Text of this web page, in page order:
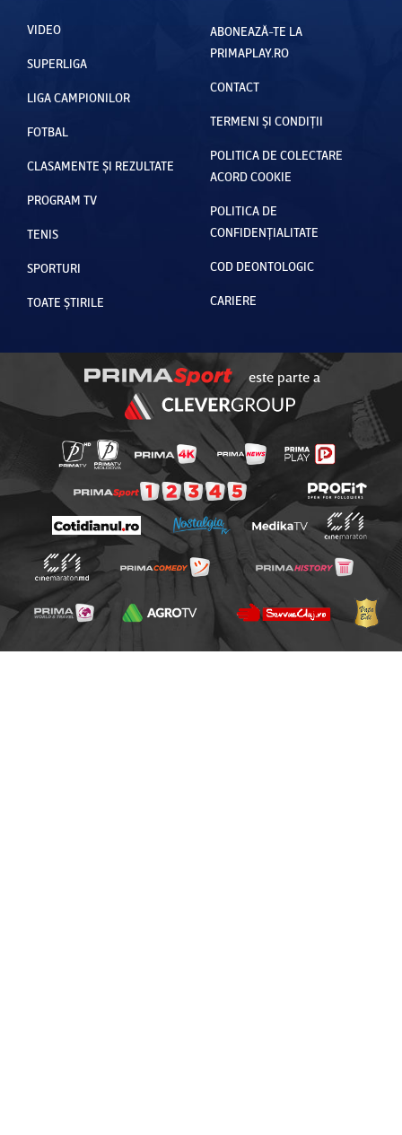
VIDEO
SUPERLIGA
LIGA CAMPIONILOR
FOTBAL
CLASAMENTE ȘI REZULTATE
PROGRAM TV
TENIS
SPORTURI
TOATE ȘTIRILE
ABONEAZĂ-TE LA
PRIMAPLAY.RO
CONTACT
TERMENI ȘI CONDIȚII
POLITICA DE COLECTARE
ACORD COOKIE
POLITICA DE
CONFIDENȚIALITATE
COD DEONTOLOGIC
CARIERE
este parte a